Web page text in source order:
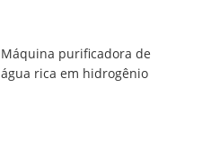
Máquina purificadora de
água rica em hidrogênio